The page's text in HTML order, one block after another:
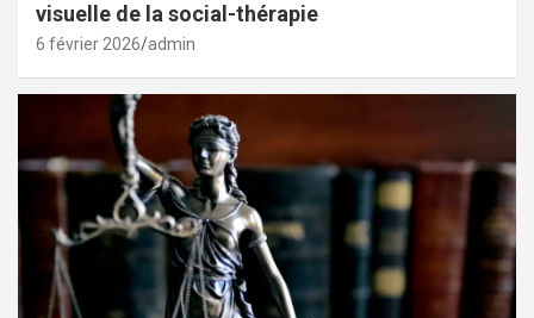
visuelle de la social-thérapie
6 février 2026 admin